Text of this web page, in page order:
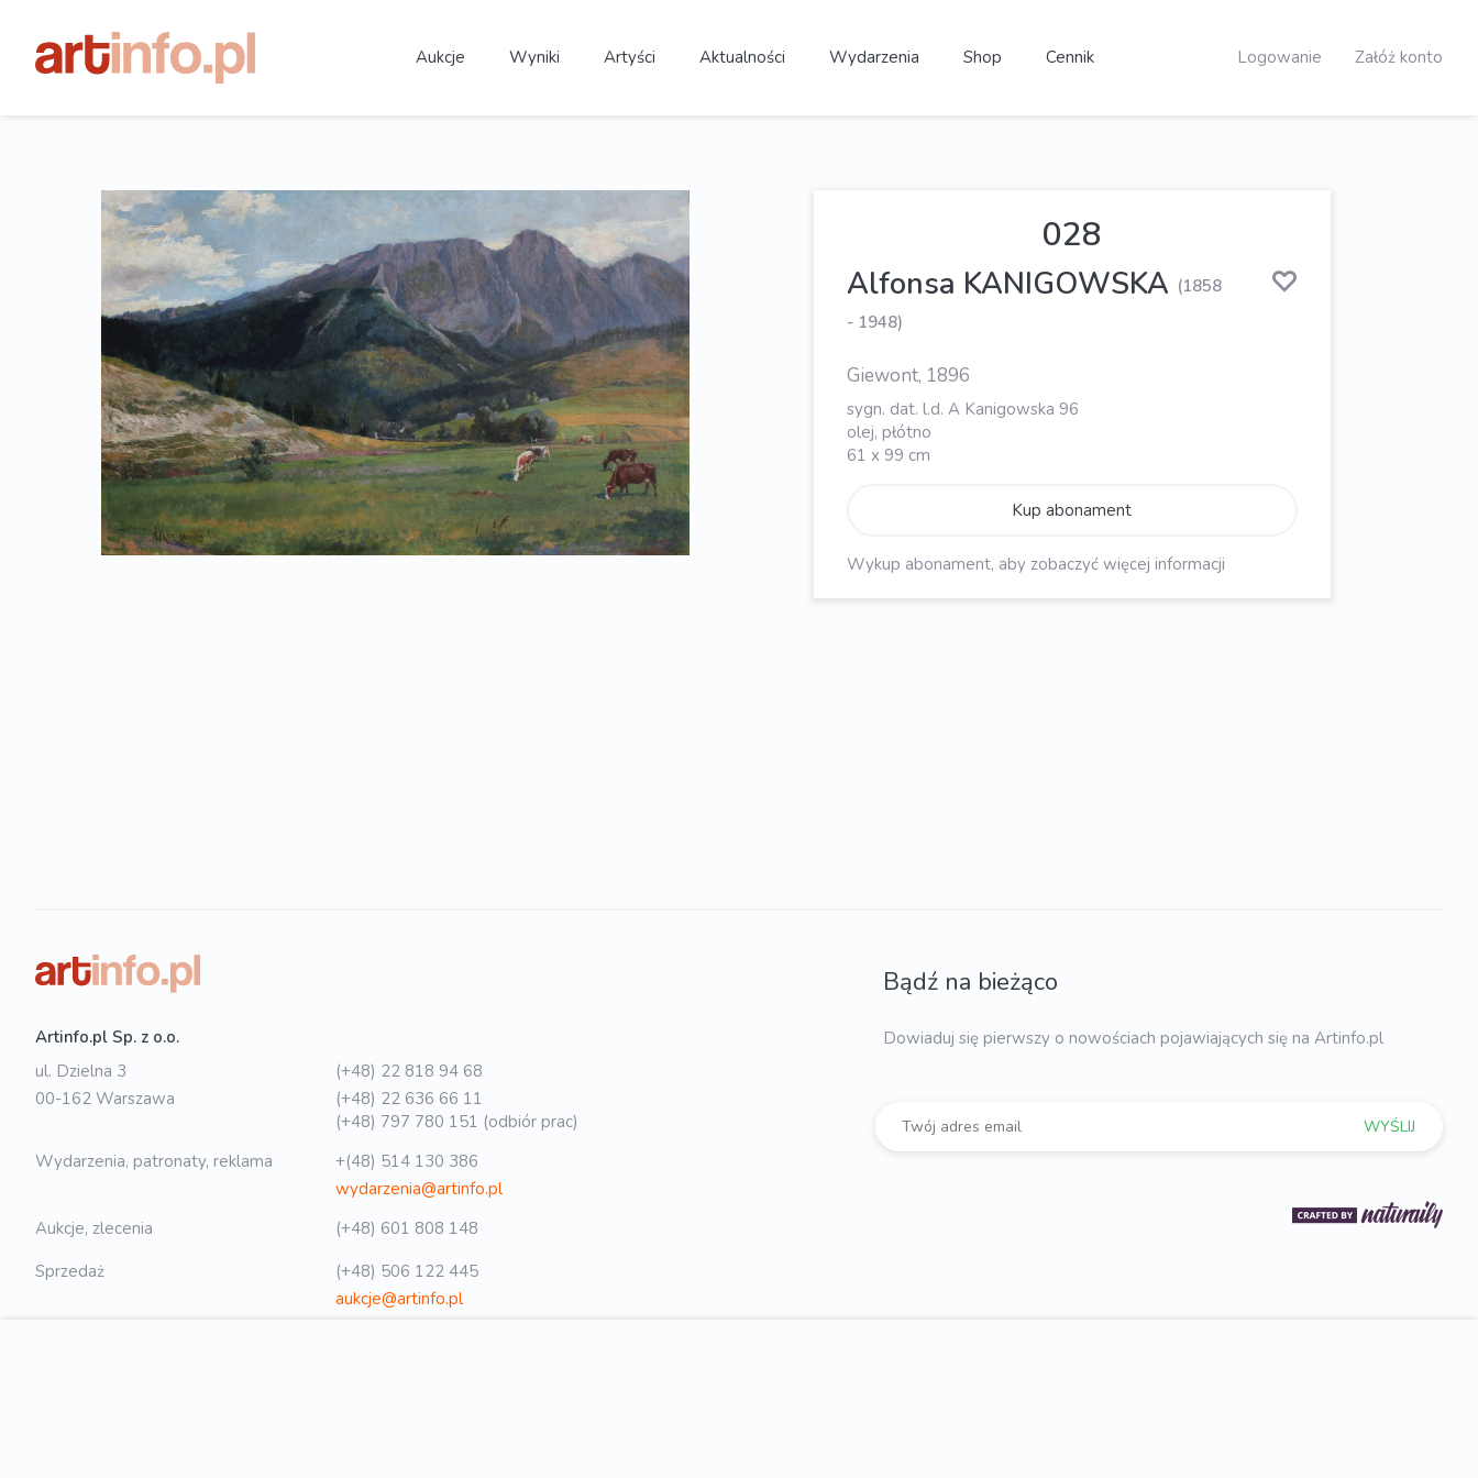
Aukcje Wyniki Artyści Aktualności Wydarzenia Shop Cennik Logowanie Załóż konto
028
Alfonsa KANIGOWSKA (1858
- 1948)
Giewont, 1896
sygn. dat. l.d. A Kanigowska 96
olej, płótno
61 x 99 cm
Kup abonament
Wykup abonament, aby zobaczyć więcej informacji
Artinfo.pl Sp. z o.o.
ul. Dzielna 3
00-162 Warszawa
(+48) 22 818 94 68
(+48) 22 636 66 11
(+48) 797 780 151 (odbiór prac)
Wydarzenia, patronaty, reklama
+(48) 514 130 386
wydarzenia@artinfo.pl
Aukcje, zlecenia
(+48) 601 808 148
Sprzedaż
(+48) 506 122 445
aukcje@artinfo.pl
Bądź na bieżąco
Dowiaduj się pierwszy o nowościach pojawiających się na Artinfo.pl
WYŚLIJ